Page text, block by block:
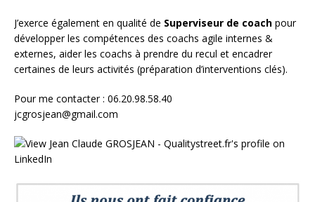
J’exerce également en qualité de Superviseur de coach pour
développer les compétences des coachs agile internes &
externes, aider les coachs à prendre du recul et encadrer
certaines de leurs activités (préparation d’interventions clés).
Pour me contacter : 06.20.98.58.40
jcgrosjean@gmail.com